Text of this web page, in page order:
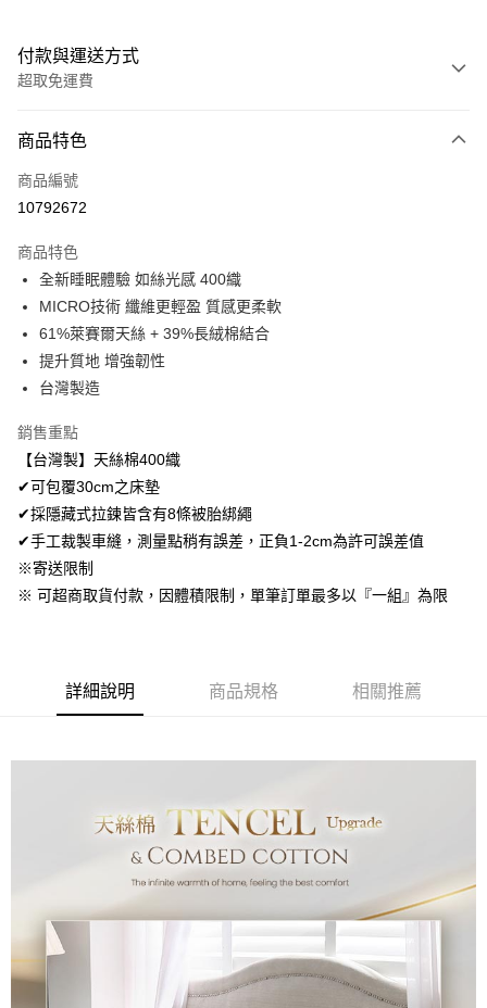
付款與運送方式
超取免運費
信用卡一次付款
超商取貨付款
Apple Pay
悠遊付
Google Pay
AFTEE先享後付
相關說明
AFTEE先享後付是「在收到商品之後才付款」的支付方式。 讓您購物簡單
便利好安心！
１．簡單：不需註冊會員、不需綁卡、不需儲值。
２．便利：只要手機號碼，簡訊認證，即可結帳。
３．安心：先確認商品／服務後，再付款。
１．於結帳方式選擇「AFTEE先享後付」後，將跳轉至「AFTEE先享後付」
ATM／網路銀行／等多元方式進行付款，方視為交易完成。
※ 請注意：結帳手續完成當下不需立刻繳費，但若您需要取消訂單，請聯絡
購買商品的店家。未經商家同意取消之訂單仍視為有效，需透過AFTEE先享
※ 交易是否成功請以「AFTEE先享後付 」之結帳頁面顯示為準，若有關於
【注意事項】
１．透過由恩沛科技股份有限公司提供之「AFTEE先享後付」服務完成之交
易，需依本服務之必要範圍內提供個人資料，並將交易相關給付款項請求債
２．關於個人資料處理事宜，請瀏覽以下網址：
https://aftee.tw/terms/#terms3
３．未成年的使用者請事先徵得法定代理人或監護人之同意方可使用
「AFTEE先享後付」，若未經同意申辦者引起之損失，本公司不負相關責
ATM付款
運送方式
全家取貨付款
免運費
7-11取貨付款
每筆NT$60，滿NT$499(含以上)免運費
付款後7-11取貨
每筆NT$100，滿NT$499(含以上)免運費
每筆NT$100，滿NT$499(含以上)免運費
商品特色
商品編號
10792672
商品特色
全新睡眠體驗 如絲光感 400織
MICRO技術 纖維更輕盈 質感更柔軟
61%萊賽爾天絲 + 39%長絨棉結合
提升質地 增強韌性
台灣製造
銷售重點
【台灣製】天絲棉400織
✔可包覆30cm之床墊
✔採隱藏式拉鍊皆含有8條被胎綁繩
✔手工裁製車縫，測量點稍有誤差，正負1-2cm為許可誤差值
※寄送限制
※ 可超商取貨付款，因體積限制，單筆訂單最多以『一組』為限
詳細說明 商品規格 相關推薦